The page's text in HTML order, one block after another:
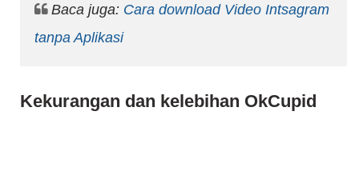
Baca juga: Cara download Video Intsagram
tanpa Aplikasi
Kekurangan dan kelebihan OkCupid